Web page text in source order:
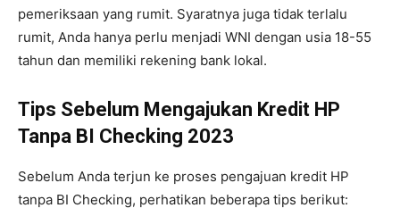
pemeriksaan yang rumit. Syaratnya juga tidak terlalu
rumit, Anda hanya perlu menjadi WNI dengan usia 18-55
tahun dan memiliki rekening bank lokal.
Tips Sebelum Mengajukan Kredit HP
Tanpa BI Checking 2023
Sebelum Anda terjun ke proses pengajuan kredit HP
tanpa BI Checking, perhatikan beberapa tips berikut: